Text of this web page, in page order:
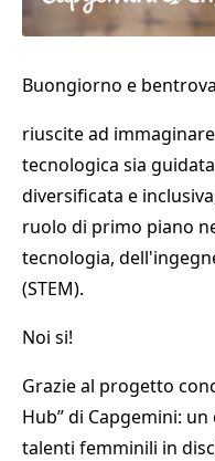
Buongiorno e
riuscite ad
tecnologica sia
diversificata e
ruolo di primo piano
tecnologia,
(STEM).
Noi si!
Grazie al progetto
Hub” di Capgemini: un
talenti femminili in